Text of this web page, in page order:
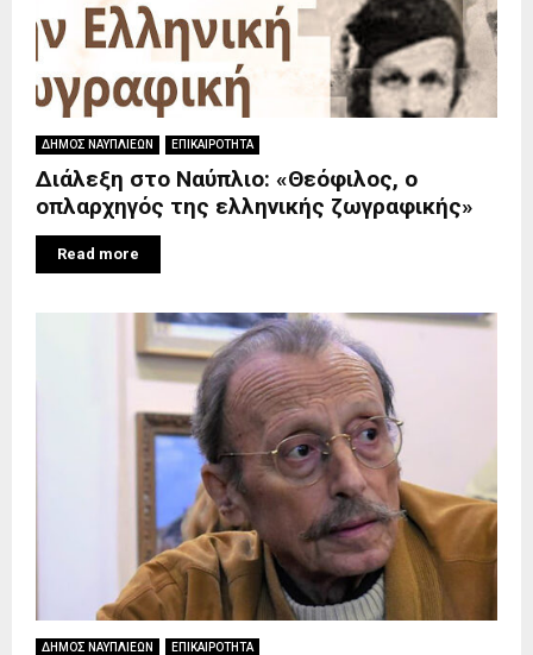
ΔΗΜΟΣ ΝΑΥΠΛΙΕΩΝ ΕΠΙΚΑΙΡΟΤΗΤΑ
Διάλεξη στο Ναύπλιο: «Θεόφιλος, ο
οπλαρχηγός της ελληνικής ζωγραφικής»
Read more
ΔΗΜΟΣ ΝΑΥΠΛΙΕΩΝ ΕΠΙΚΑΙΡΟΤΗΤΑ